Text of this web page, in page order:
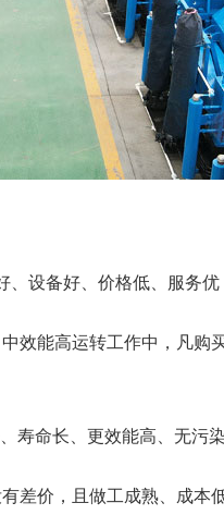
设备好、价格低、服务优
效能高运转工作中，凡购
寿命长、更效能高、无污
差价，且做工成熟、成本